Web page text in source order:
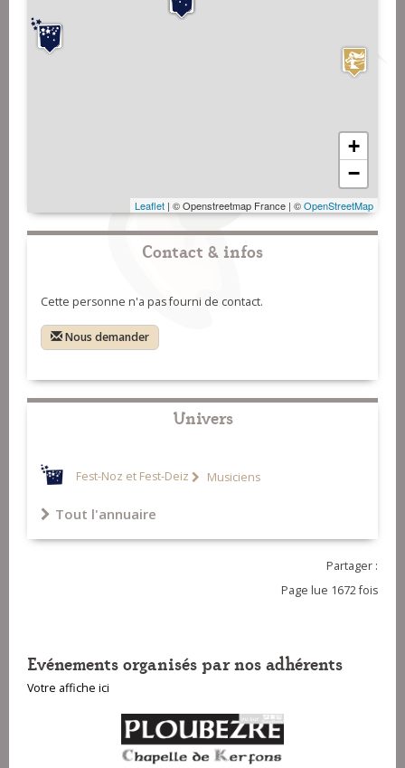
+
−
Leaflet | © Openstreetmap France | ©OpenStreetMap
Contact & infos
Cette personne n'a pas fourni de contact.
Nous demander
Univers
Fest-Noz et Fest-Deiz Musiciens
Tout l'annuaire
Partager :
Page lue 1672 fois
Evénements organisés par nos adhérents
Votre affiche ici